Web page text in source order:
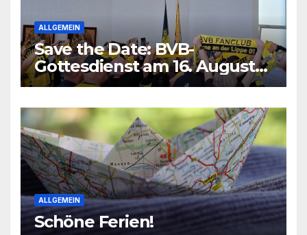
ALLGEMEIN
Save the Date: BVB-
Gottesdienst am 16. August
2026
ALLGEMEIN
Schöne Ferien!